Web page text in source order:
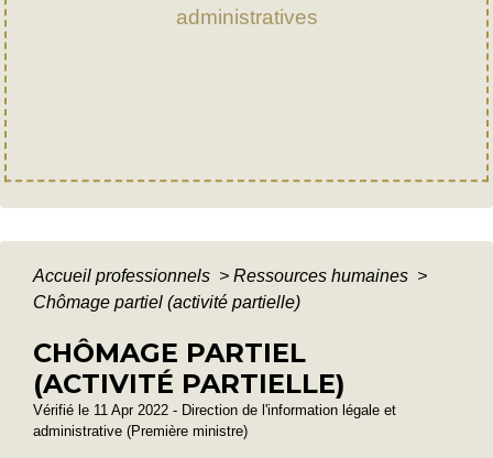
administratives
Accueil professionnels > Ressources humaines >
Chômage partiel (activité partielle)
CHÔMAGE PARTIEL
(ACTIVITÉ PARTIELLE)
Vérifié le 11 Apr 2022 - Direction de l'information légale et
administrative (Première ministre)